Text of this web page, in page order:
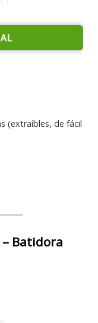
(extraíbles, de fácil
Batidora